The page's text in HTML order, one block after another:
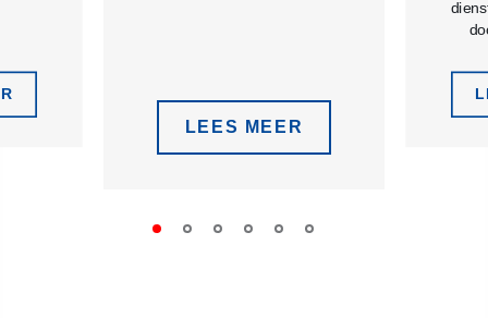
LEES MEER